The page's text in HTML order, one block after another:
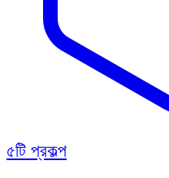
৫টি প্রকল্প